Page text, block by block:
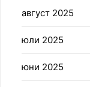
август 2025
юли 2025
юни 2025